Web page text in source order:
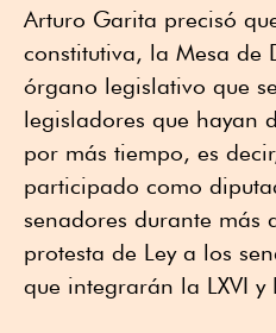
Arturo Garita precisó
constitutiva, la Mesa de
órgano legislativo que
legisladores que hayan
por más tiempo, es
participado como
senadores durante más
protesta de Ley a los
que integrarán la LXVI y